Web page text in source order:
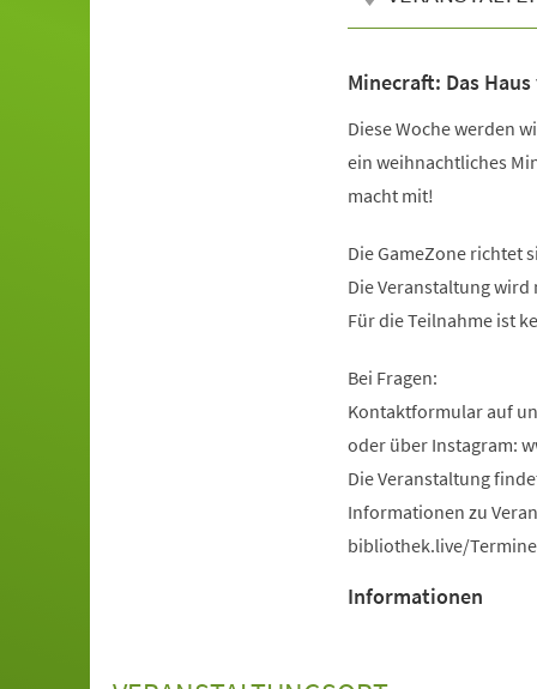
Minecraft: Das
Diese Woche werden
ein weihnachtliches
macht mit!
Die GameZone richtet
Die Veranstaltung
Für die Teilnahme ist
Bei Fragen:
Kontaktformular auf
oder über Instagram:
Die Veranstaltung
Informationen zu
bibliothek.live/Termine
Informationen